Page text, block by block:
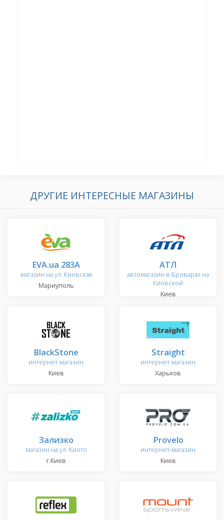
ДРУГИЕ ИНТЕРЕСНЫЕ МАГАЗИНЫ
EVA.ua 283A
магазин на ул. Киевская
Мариуполь
АТЛ
автомагазин в Броварах на
Киевской
Киев
BlackStone
интернет-магазин
Киев
Straight
интернет-магазин
Харьков
Зализко
магазин на ул. Киото
г.Киев
Provelo
интернет-магазин
Киев